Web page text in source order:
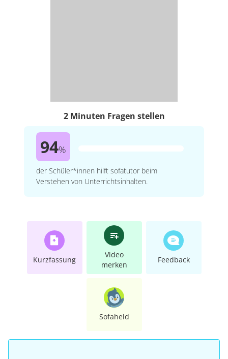
2 Minuten Fragen stellen
94%
der Schüler*innen hilft sofatutor beim
Verstehen von Unterrichtsinhalten.
Kurzfassung
Video
merken
Feedback
Sofaheld